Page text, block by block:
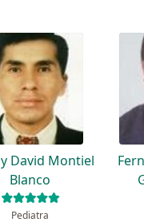
David Montiel
Blanco
Pediatra